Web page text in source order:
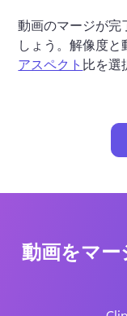
動画のマージが完
しょう。解像度
アスペクト 比を選
動画をマ